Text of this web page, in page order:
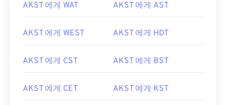
AKST 에게 WAT AKST 에게 AST
AKST 에게 WEST AKST 에게 HDT
AKST 에게 CST AKST 에게 BST
AKST 에게 CET AKST 에게 KST